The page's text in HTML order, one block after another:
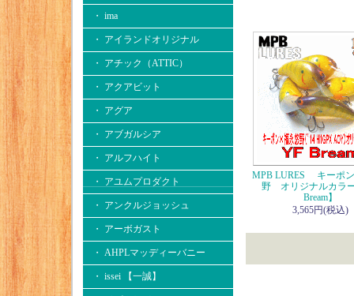
・ ima
・ アイランドオリジナル
・ アチック（ATTIC）
・ アクアビット
・ アグア
・ アブガルシア
・ アルフハイト
・ アユムプロダクト
・ アンクルジョッシュ
・ アーボガスト
・ AHPLマッディーバニー
・ issei 【一誠】
MPB LURES キーポ
野 オリジナルカラ
Bream】
3,565円(税込)